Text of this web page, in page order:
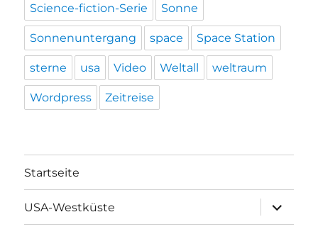
Science-fiction-Serie Sonne
Sonnenuntergang space Space Station
sterne usa Video Weltall weltraum
Wordpress Zeitreise
Startseite
USA-Westküste
öffnen